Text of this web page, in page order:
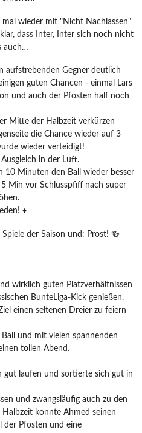
mal wieder mit "Nicht Nachlassen"
dass Inter, Inter sich noch nicht
auch…
aufstrebenden Gegner deutlich
guten Chancen - einmal Lars
und auch der Pfosten half noch
Mitte der Halbzeit verkürzen
die Chance wieder auf 3
wieder verteidigt!
in der Luft.
10 Minuten den Ball wieder besser
Min vor Schlusspfiff nach super
♦️
der Saison und: Prost! 🍻
wirklich guten Platzverhältnissen
BunteLiga-Kick genießen.
einen seltenen Dreier zu feiern
und mit vielen spannenden
tollen Abend.
gut laufen und sortierte sich gut in
und zwangsläufig auch zu den
konnte Ahmed seinen
der Pfosten und eine